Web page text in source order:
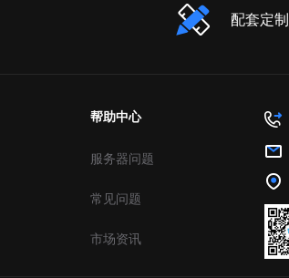
配套定制
帮助中心
服务器问题
常见问题
市场资讯